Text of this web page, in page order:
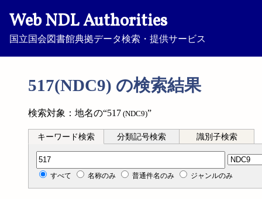
Web NDL Authorities
国立国会図書館典拠データ検索・提供サービス
517(NDC9) の検索結果
検索対象：地名の“517 (NDC9)”
キーワード検索 分類記号検索 識別子検索
分類記号検索
すべて 名称のみ 普通件名のみ ジャンルのみ